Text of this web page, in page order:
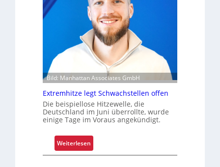
F
a
h
e
n
s
i
c
h
e
t
Z
u
v
e
r
l
ä
s
Bild: Manhattan Associates GmbH
Extremhitze legt Schwachstellen offen
Die beispiellose Hitzewelle, die
Deutschland im Juni überrollte, wurde
einige Tage im Voraus angekündigt.
Weiterlesen:
E